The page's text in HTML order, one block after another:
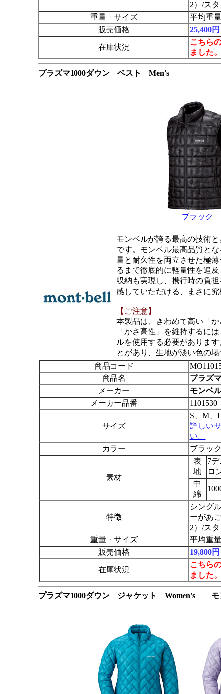
2）/ス
重量・サイズ
平均重
販売価格
25,400
在庫状況
こちら
ました。
プラズマ1000ダウン ベスト Men's
ブラック
モンベルが誇る最高の技術
です。モンベル最高品質と
量と耐久性を両立させた極
るまで徹底的に軽量性を追
収納も実現し、携行時の負
感していただける、まさに
【ご注意】
本製品は、きわめて高い「
「かさ高性」を維持するに
ルを使用する必要がありま
とがあり、生地が淡い色の
商品コード
商品名
プラズ
メーカー
モンベ
メーカー品番
1101530
サイズ
S、M、
詳しい
い。
カラー
ブラッ
素材
表
地
7
ロ
中
綿
特徴
シング
ーがあ
2）/ス
重量・サイズ
平均重
販売価格
19,800
在庫状況
こちら
ました。
プラズマ1000ダウン ジャケット Women's モ